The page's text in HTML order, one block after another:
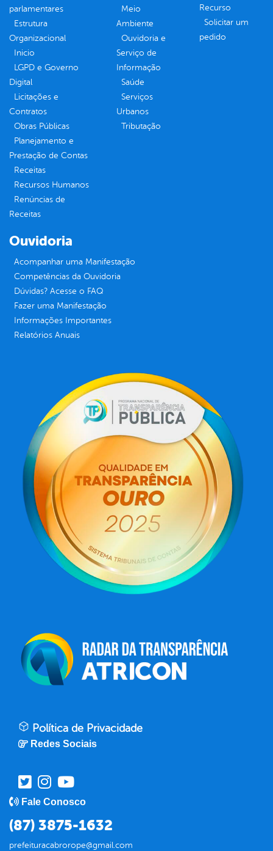
parlamentares
Estrutura
Organizacional
Inicio
LGPD e Governo
Digital
Licitações e
Contratos
Obras Públicas
Planejamento e
Prestação de Contas
Receitas
Recursos Humanos
Renúncias de
Receitas
Meio
Ambiente
Ouvidoria e
Serviço de
Informação
Saúde
Serviços
Urbanos
Tributação
Recurso
Solicitar um
pedido
Ouvidoria
Acompanhar uma Manifestação
Competências da Ouvidoria
Dúvidas? Acesse o FAQ
Fazer uma Manifestação
Informações Importantes
Relatórios Anuais
Política de Privacidade
Redes Sociais
Fale Conosco
(87) 3875-1632
prefeituracabrorope@gmail.com